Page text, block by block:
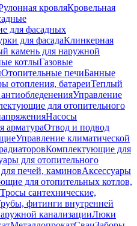
кровляКровельная
для фасадных
для фасадаКлинкерная
камень для наружной
котлыГазовые
Отопительные печиБанные
отопления, батареиТеплый
Управление
для отопительного
Насосы
арматураОтвод и подвод
Управление климатической
Комплектующие для
для отопительного
печей, каминовАксессуары
для отопительных котлов,
Тросы сантехнические,
фитинги внутренней
канализацииЛюки